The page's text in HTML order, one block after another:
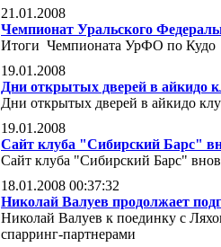
21.01.2008
Чемпионат Уральского
Итоги Чемпионата УрФО по Кудо
19.01.2008
Дни открытых дверей в айкидо
Дни открытых дверей в айкидо
19.01.2008
Сайт клуба "Сибирский Барс"
Сайт клуба "Сибирский Барс"
18.01.2008 00:37:32
Николай Валуев продолжает
Николай Валуев к поединку с
спарринг-партнерами